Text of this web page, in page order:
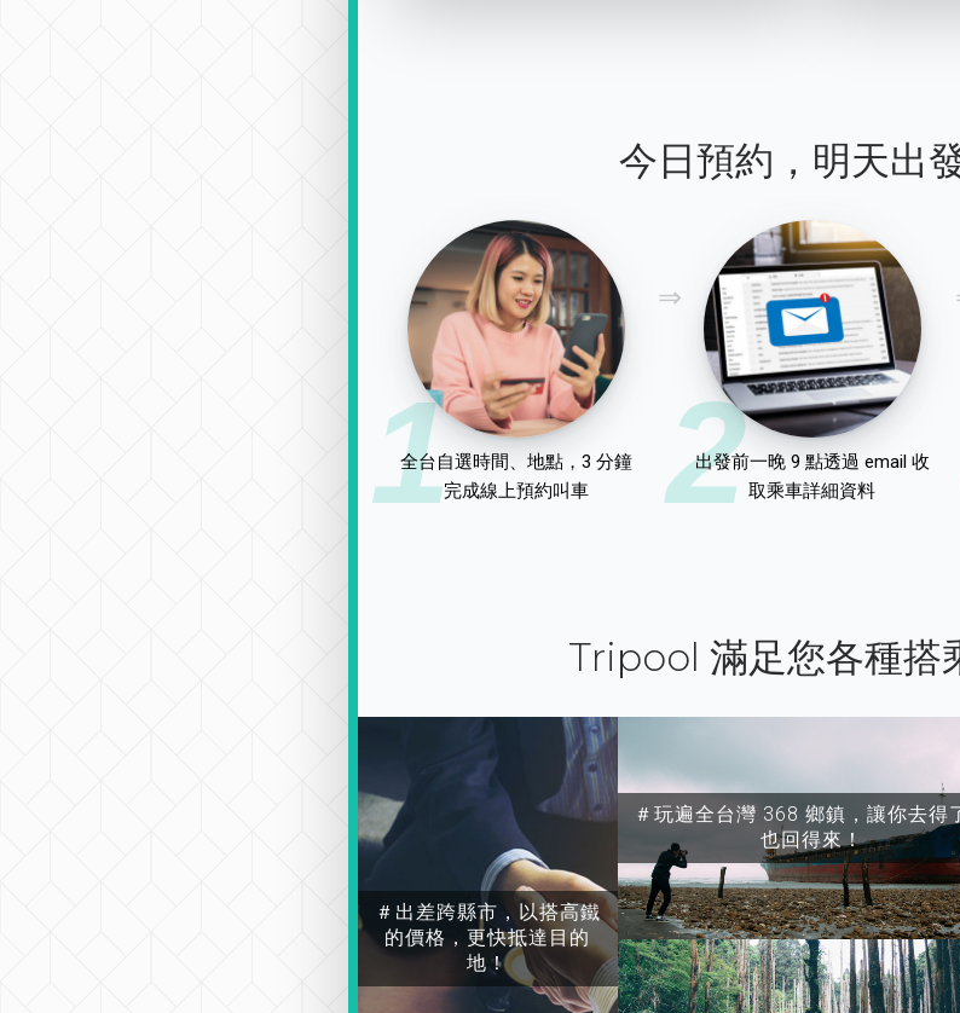
今日預約，明天出
1
全台自選時間、地點，3 分鐘
完成線上預約叫車
2
出發前一晚 9 點透過 email 收
取乘車詳細資料
Tripool 滿足您各種搭
＃出差跨縣市，以搭高鐵
的價格，更快抵達目的
地！
＃玩遍全台灣 368 鄉鎮，讓你去得
也回得來！